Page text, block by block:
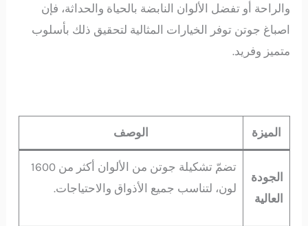
والراحة أو تفضل الألوان النابضة بالحياة والحداثة، فإن
اصباغ جوتن توفر الخيارات المثالية لتحقيق ذلك بأسلوب
متميز وفريد.
الميزة الوصف
الجودة
العالية
تضمّ تشكيلة جوتن من الألوان أكثر من 1600
لون، لتناسب جميع الأذواق والاحتياجات.